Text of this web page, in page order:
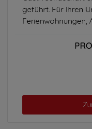
geführt. Für Ihren
Ferienwohnungen,